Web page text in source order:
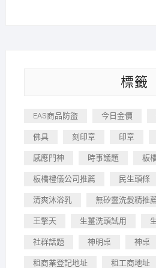
標籤
EAS商品防盜 今日金價
佛具 刻印章 印章
感應門神 時事議題 板
板橋禮儀公司推薦 民生頭條
清爽沐浴乳 無矽靈洗髮精推
王擎天 生薑洗頭試用
社群話題 神明桌 神桌
租商業登記地址 租工商地址